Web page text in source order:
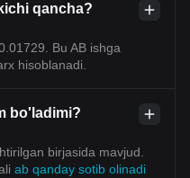
qancha?
Bu AB ishga
hisoblanadi.
bo'ladimi?
birjasida mavjud.
ab qanday sotib olinadi